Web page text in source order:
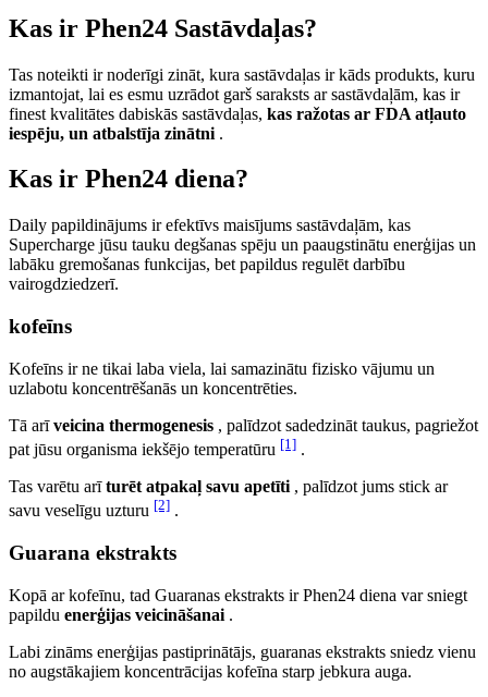
Kas ir Phen24 Sastāvdaļas?
Tas noteikti ir noderīgi zināt, kura sastāvdaļas ir kāds produkts, kuru
izmantojat, lai es esmu uzrādot garš saraksts ar sastāvdaļām, kas ir
finest kvalitātes dabiskās sastāvdaļas, kas ražotas ar FDA atļauto
iespēju, un atbalstīja zinātni .
Kas ir Phen24 diena?
Daily papildinājums ir efektīvs maisījums sastāvdaļām, kas
Supercharge jūsu tauku degšanas spēju un paaugstinātu enerģijas un
labāku gremošanas funkcijas, bet papildus regulēt darbību
vairogdziedzerī.
kofeīns
Kofeīns ir ne tikai laba viela, lai samazinātu fizisko vājumu un
uzlabotu koncentrēšanās un koncentrēties.
Tā arīveicina thermogenesis , palīdzot sadedzināt taukus, pagriežot
pat jūsu organisma iekšējo temperatūru [1] .
Tas varētu arīturēt atpakaļ savu apetīti , palīdzot jums stick ar
savu veselīgu uzturu [2] .
Guarana ekstrakts
Kopā ar kofeīnu, tad Guaranas ekstrakts ir Phen24 diena var sniegt
papildu enerģijas veicināšanai .
Labi zināms enerģijas pastiprinātājs, guaranas ekstrakts sniedz vienu
no augstākajiem koncentrācijas kofeīna starp jebkura auga.